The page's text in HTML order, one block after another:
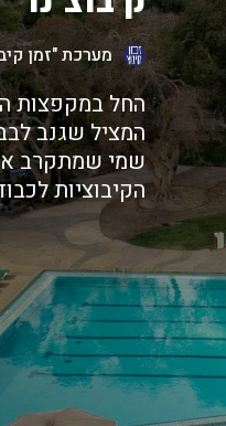
מערכת "זמן
החל במקפצות
המציל שגנב
שמי שמתקרב
הקיבוציות